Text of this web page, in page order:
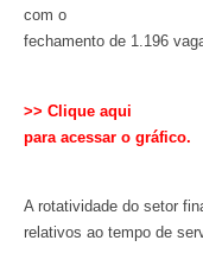
com o
fechamento de 1.196
>> Clique aqui
para acessar o gráfico.
A rotatividade do setor
relativos ao tempo de